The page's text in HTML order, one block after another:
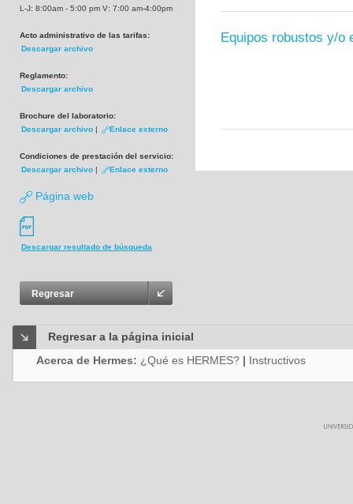
L-J: 8:00am - 5:00 pm V: 7:00 am-4:00pm
Acto administrativo de las tarifas:
Descargar archivo
Reglamento:
Descargar archivo
Brochure del laboratorio:
Descargar archivo | Enlace externo
Condiciones de prestación del servicio:
Descargar archivo | Enlace externo
Página web
Descargar resultado de búsqueda
Regresar
Equipos robustos y/o
Regresar a la página inicial
Acerca de Hermes: ¿Qué es HERMES? | Instructivos